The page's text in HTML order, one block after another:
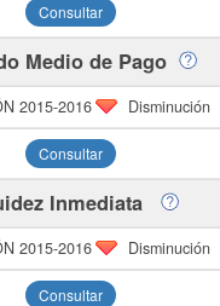
Consultar
Medio de Pago
Disminución
Consultar
Inmediata
Disminución
Consultar